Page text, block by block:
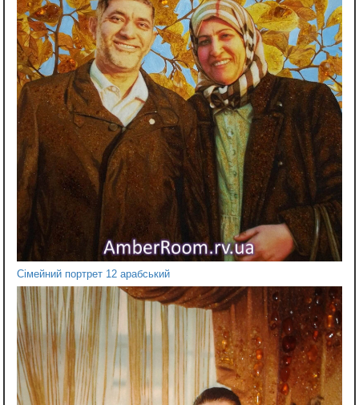
Сімейний портрет 12 арабський